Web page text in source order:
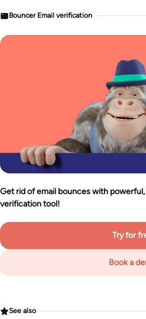
Bouncer Email verification
Get rid of email bounces with
verification tool!
Try for
Book a
See also